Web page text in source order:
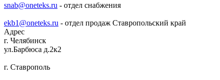
snab@oneteks.ru - отдел снабжения
ekb1@oneteks.ru - отдел продаж Ставропольский край
Адрес
г. Челябинск
ул.Барбюса д.2к2
г. Ставрополь